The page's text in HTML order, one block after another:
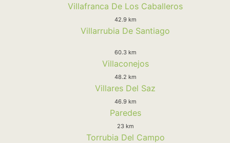
Villafranca De Los Caballeros
42.9 km
Villarrubia De Santiago
60.3 km
Villaconejos
48.2 km
Villares Del Saz
46.9 km
Paredes
23 km
Torrubia Del Campo